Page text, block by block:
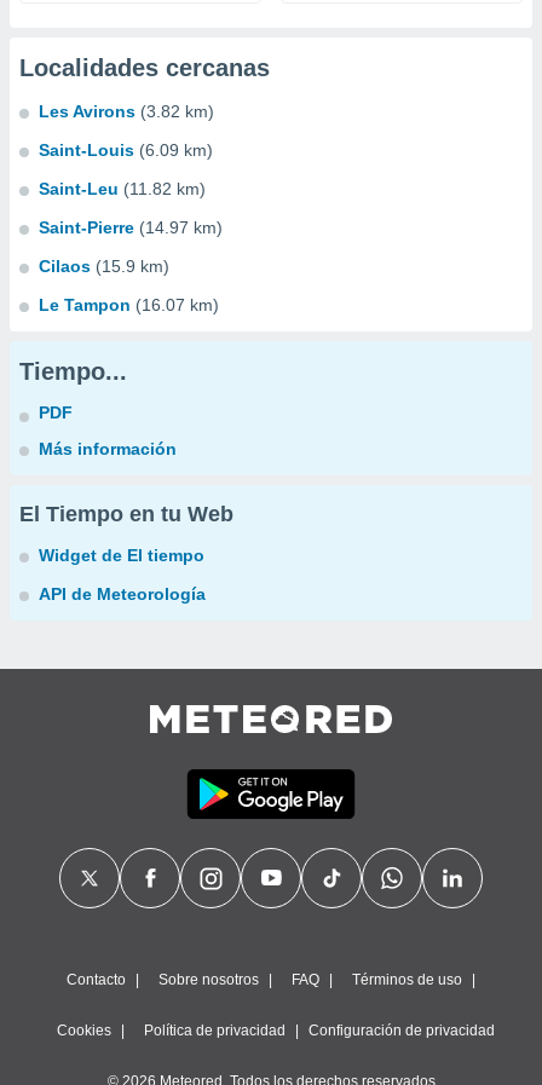
Localidades cercanas
Les Avirons (3.82 km)
Saint-Louis (6.09 km)
Saint-Leu (11.82 km)
Saint-Pierre (14.97 km)
Cilaos (15.9 km)
Le Tampon (16.07 km)
Tiempo...
PDF
Más información
El Tiempo en tu Web
Widget de El tiempo
API de Meteorología
Contacto Sobre nosotros FAQ Términos de uso
Cookies Política de privacidad Configuración de privacidad
© 2026 Meteored. Todos los derechos reservados